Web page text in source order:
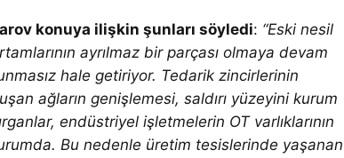
konuya ilişkin şunları söyledi: “Eski nesil
ayrılmaz bir parçası olmaya devam
hale getiriyor. Tedarik zincirlerinin
ağların genişlemesi, saldırı yüzeyini kurum
endüstriyel işletmelerin OT varlıklarının
Bu nedenle üretim tesislerinde yaşanan